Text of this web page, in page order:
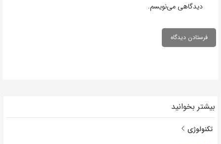
دیدگاهی می‌نویسم.
بیشتر بخوانید
تکنولوژی